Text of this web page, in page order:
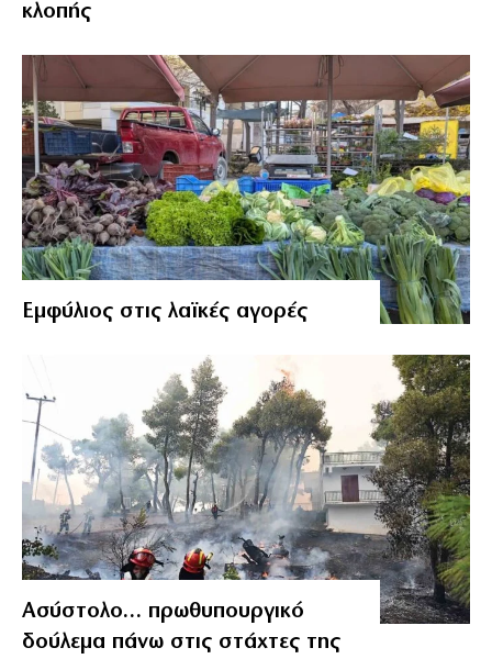
κλοπής
Εμφύλιος στις λαϊκές αγορές
Ασύστολο… πρωθυπουργικό
δούλεμα πάνω στις στάχτες της